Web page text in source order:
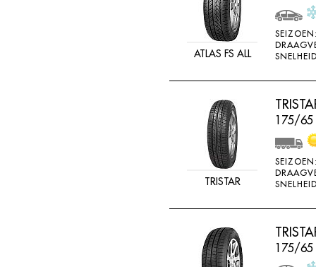
ATLAS FS ALL
TRISTAR
175/65
175/65